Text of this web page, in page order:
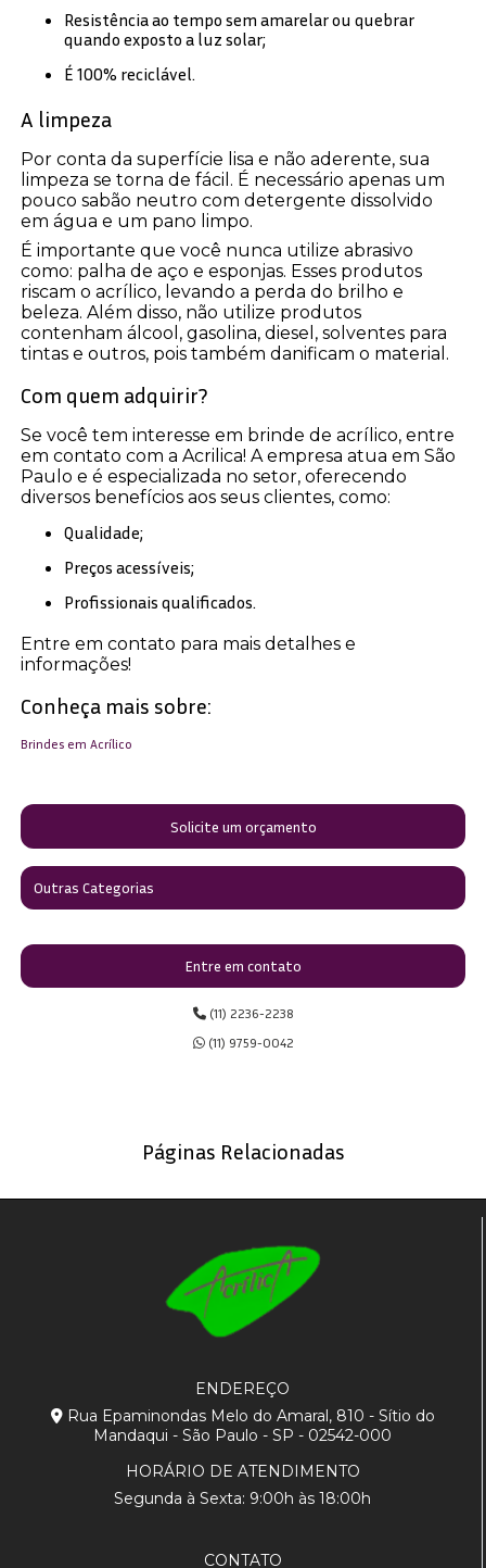
Resistência ao tempo sem amarelar ou quebrar
quando exposto a luz solar;
É 100% reciclável.
A limpeza
Por conta da superfície lisa e não aderente, sua
limpeza se torna de fácil. É necessário apenas um
pouco sabão neutro com detergente dissolvido
em água e um pano limpo.
É importante que você nunca utilize abrasivo
como: palha de aço e esponjas. Esses produtos
riscam o acrílico, levando a perda do brilho e
beleza. Além disso, não utilize produtos
contenham álcool, gasolina, diesel, solventes para
tintas e outros, pois também danificam o material.
Com quem adquirir?
Se você tem interesse em brinde de acrílico, entre
em contato com a Acrilica! A empresa atua em São
Paulo e é especializada no setor, oferecendo
diversos benefícios aos seus clientes, como:
Qualidade;
Preços acessíveis;
Profissionais qualificados.
Entre em contato para mais detalhes e
informações!
Conheça mais sobre:
Brindes em Acrílico
Solicite um orçamento
Outras Categorias
Entre em contato
(11) 2236-2238
(11) 9759-0042
Páginas Relacionadas
ENDEREÇO
Rua Epaminondas Melo do Amaral, 810 - Sítio do
Mandaqui - São Paulo - SP - 02542-000
HORÁRIO DE ATENDIMENTO
Segunda à Sexta: 9:00h às 18:00h
CONTATO